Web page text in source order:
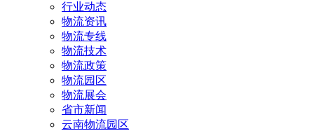
行业动态
物流资讯
物流专线
物流技术
物流政策
物流园区
物流展会
省市新闻
云南物流园区